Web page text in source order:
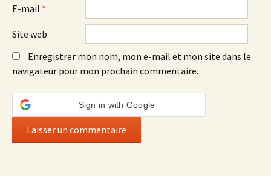
E-mail *
Site web
Enregistrer mon nom, mon e-mail et mon site dans le
navigateur pour mon prochain commentaire.
Sign in with Google